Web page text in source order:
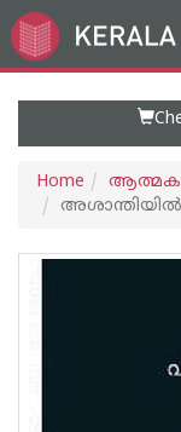
Go
to
Home
അശാന്തിയില്‍